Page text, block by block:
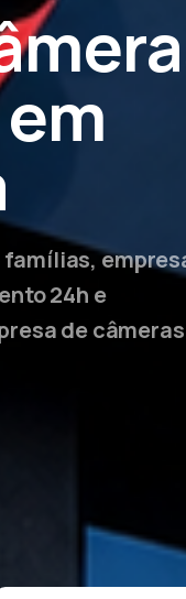
famílias,
24h e
de